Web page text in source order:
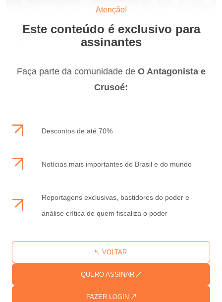
Atenção!
Este conteúdo é exclusivo para
assinantes
Faça parte da comunidade de O Antagonista e
Crusoé:
Descontos de até 70%
Notícias mais importantes do Brasil e do mundo
Reportagens exclusivas, bastidores do poder e
análise crítica de quem fiscaliza o poder
FAZER LOGIN
QUERO ASSINAR
VOLTAR